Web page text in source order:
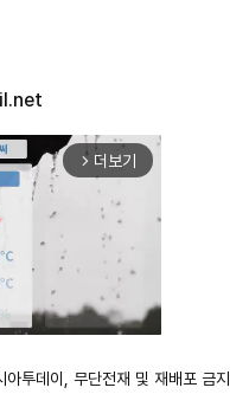
arrow_forward_ios 더보기
투데이, 무단전재 및 재배포 금지